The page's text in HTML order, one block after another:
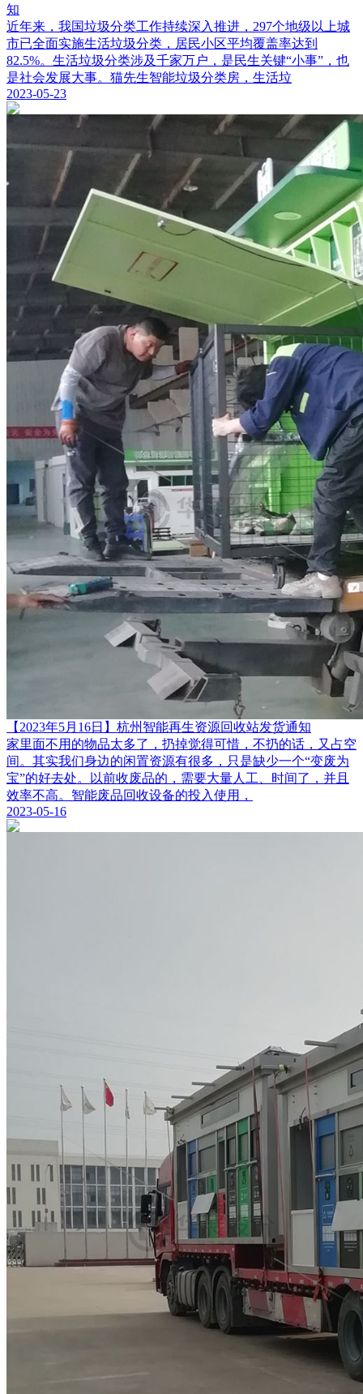
知
近年来，我国垃圾分类工作持续深入推进，297个地级以上城
市已全面实施生活垃圾分类，居民小区平均覆盖率达到
82.5%。生活垃圾分类涉及千家万户，是民生关键“小事”，也
是社会发展大事。猫先生智能垃圾分类房，生活垃
2023-05-23
【2023年5月16日】杭州智能再生资源回收站发货通知
家里面不用的物品太多了，扔掉觉得可惜，不扔的话，又占空
间。其实我们身边的闲置资源有很多，只是缺少一个“变废为
宝”的好去处。以前收废品的，需要大量人工、时间了，并且
效率不高。智能废品回收设备的投入使用，
2023-05-16